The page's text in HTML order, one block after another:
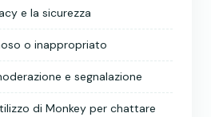
e la sicurezza
o inappropriato
e segnalazione
di Monkey per chattare